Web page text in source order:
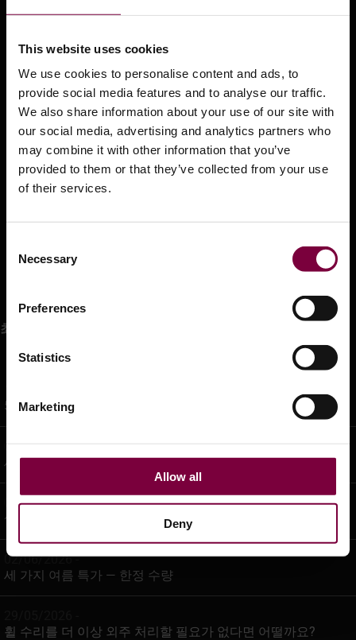
This website uses cookies
We use cookies to personalise content and ads, to
provide social media features and to analyse our traffic.
We also share information about your use of our site with
our social media, advertising and analytics partners who
may combine it with other information that you’ve
provided to them or that they’ve collected from your use
of their services.
Selection
Necessary
Preferences
Statistics
Marketing
Allow all
Deny
스마트 복구란 무엇인가요?
유통업체
OEM 승인
서비스
이용 약관
최신 뉴스
5.0 AI가 DCM을 위해 준비되었습니다.
세 가지 여름 특가 — 한정 수량
02/06/2026 -
썸머 딜: 3가지 특별 할인 - 기간 한정
02/06/2026 -
세 가지 여름 특가 — 한정 수량
휠 수리를 더 이상 외주 처리할 필요가 없다면 어떨까요?